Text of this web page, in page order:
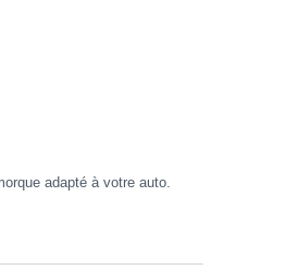
adapté à votre auto.